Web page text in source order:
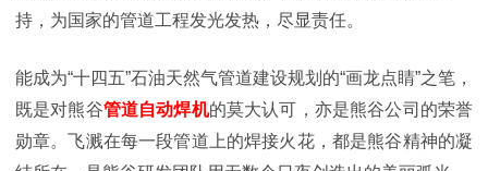
持，为国家的管道工程发光发热，尽显责任。
能成为“十四五”石油天然气管道建设规划的“画龙点睛”之笔，
既是对熊谷管道自动焊机的莫大认可，亦是熊谷公司的荣誉
勋章。飞溅在每一段管道上的焊接火花，都是熊谷精神的凝